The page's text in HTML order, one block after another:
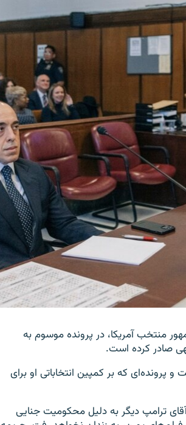
منتخب آمریکا، در پرونده موسوم به
صادر کرده است.
پرونده‌ای که بر کمپین انتخاباتی او برای
۲۱ دی‌ماه صادر شد، آقای ترامپ دیگر به دلیل محکومیت جنایی